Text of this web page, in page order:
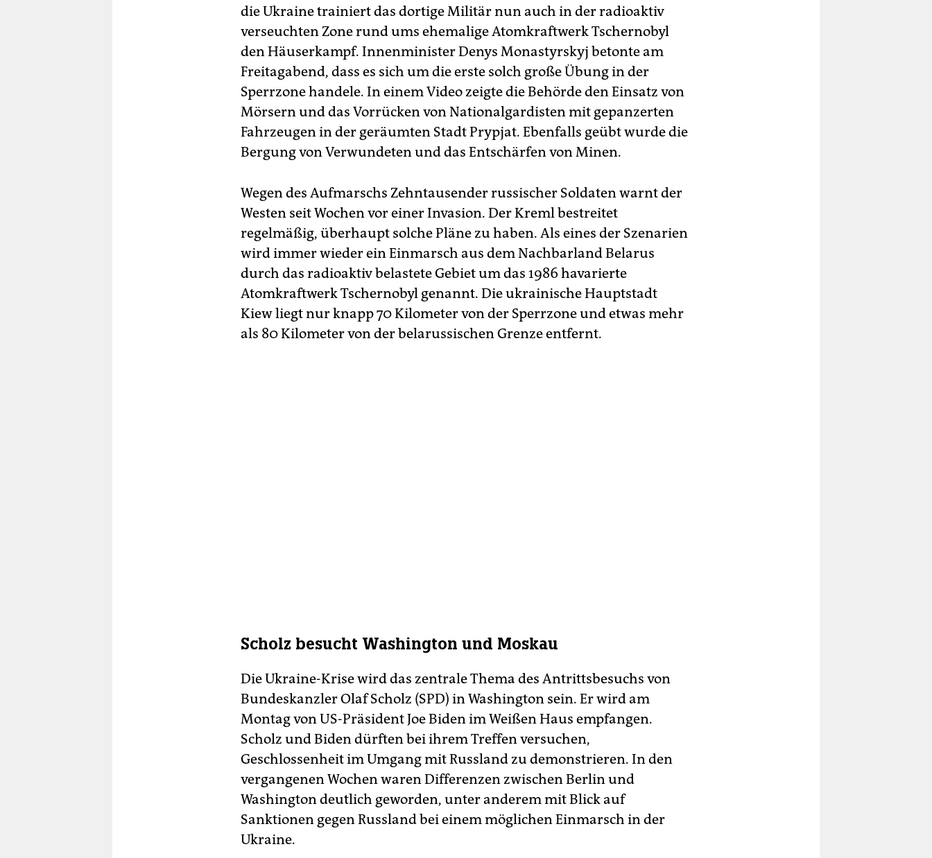
die Ukraine trainiert das dortige Militär nun auch in der radioaktiv
verseuchten Zone rund ums ehemalige Atomkraftwerk Tschernobyl
den Häuserkampf. Innenminister Denys Monastyrskyj betonte am
Freitagabend, dass es sich um die erste solch große Übung in der
Sperrzone handele. In einem Video zeigte die Behörde den Einsatz von
Mörsern und das Vorrücken von Nationalgardisten mit gepanzerten
Fahrzeugen in der geräumten Stadt Prypjat. Ebenfalls geübt wurde die
Bergung von Verwundeten und das Entschärfen von Minen.
Wegen des Aufmarschs Zehntausender russischer Soldaten warnt der
Westen seit Wochen vor einer Invasion. Der Kreml bestreitet
regelmäßig, überhaupt solche Pläne zu haben. Als eines der Szenarien
wird immer wieder ein Einmarsch aus dem Nachbarland Belarus
durch das radioaktiv belastete Gebiet um das 1986 havarierte
Atomkraftwerk Tschernobyl genannt. Die ukrainische Hauptstadt
Kiew liegt nur knapp 70 Kilometer von der Sperrzone und etwas mehr
als 80 Kilometer von der belarussischen Grenze entfernt.
Scholz besucht Washington und Moskau
Die Ukraine-Krise wird das zentrale Thema des Antrittsbesuchs von
Bundeskanzler Olaf Scholz (SPD) in Washington sein. Er wird am
Montag von US-Präsident Joe Biden im Weißen Haus empfangen.
Scholz und Biden dürften bei ihrem Treffen versuchen,
Geschlossenheit im Umgang mit Russland zu demonstrieren. In den
vergangenen Wochen waren Differenzen zwischen Berlin und
Washington deutlich geworden, unter anderem mit Blick auf
Sanktionen gegen Russland bei einem möglichen Einmarsch in der
Ukraine.